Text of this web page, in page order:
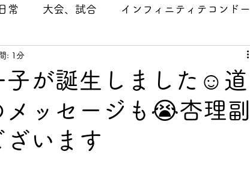
常 大会、試合 インフィニティテコンドー
道場生の声
子が誕生しました☺️道
ッセージも😭杏理副
います
: 1分